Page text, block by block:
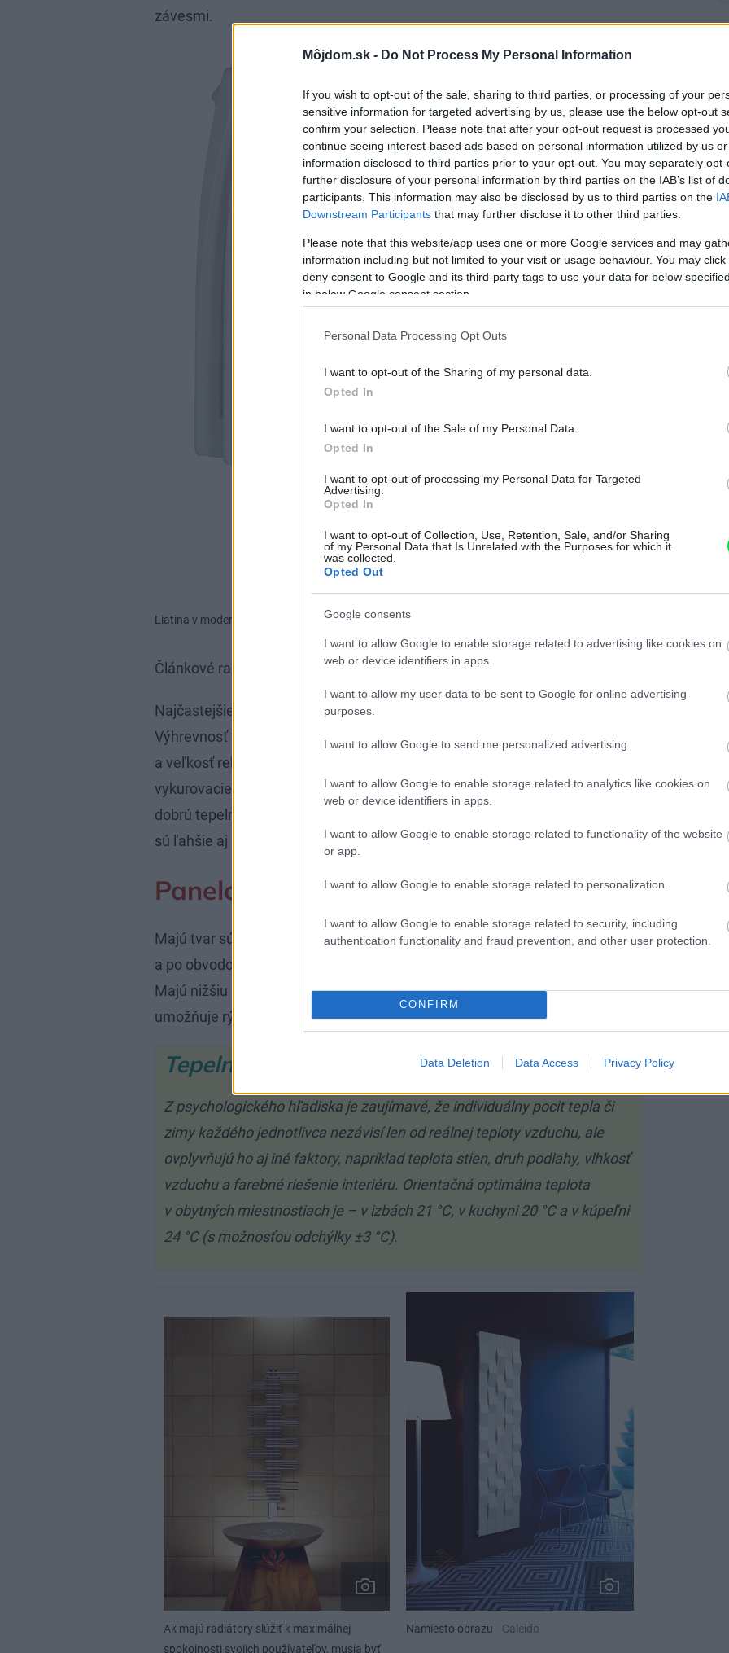
Môjdom.sk - Do Not Process My Personal Information
If you wish to opt-out of the sale, sharing to third parties, or processing of your
sensitive information for targeted advertising by us, please use the below opt-out
confirm your selection. Please note that after your opt-out request is processed
continue seeing interest-based ads based on personal information utilized by us
information disclosed to third parties prior to your opt-out. You may separately
further disclosure of your personal information by third parties on the IAB’s list of
participants. This information may also be disclosed by us to third parties on the
Downstream Participants that may further disclose it to other third parties.
Please note that this website/app uses one or more Google services and may
information including but not limited to your visit or usage behaviour. You may
deny consent to Google and its third-party tags to use your data for below
in below Google consent section.
Personal Data Processing Opt Outs
I want to opt-out of the Sharing of my personal data.
Opted In
I want to opt-out of the Sale of my Personal Data.
Opted In
I want to opt-out of processing my Personal Data for Targeted
Advertising.
Opted In
I want to opt-out of Collection, Use, Retention, Sale, and/or Sharing
of my Personal Data that Is Unrelated with the Purposes for which it
was collected.
Opted Out
Google consents
I want to allow Google to enable storage related to advertising like cookies on
web or device identifiers in apps.
I want to allow my user data to be sent to Google for online advertising
purposes.
I want to allow Google to send me personalized advertising.
I want to allow Google to enable storage related to analytics like cookies on
web or device identifiers in apps.
I want to allow Google to enable storage related to functionality of the website
or app.
I want to allow Google to enable storage related to personalization.
I want to allow Google to enable storage related to security, including
authentication functionality and fraud prevention, and other user protection.
CONFIRM
Data Deletion Data Access Privacy Policy
závesmi.
Liatina v modernom habite Viadrus
Článkové radiátory
Najčastejšie sa vyrábajú z oceľových plechov, liatiny a zliatin hliníka.
Výhrevnosť takýchto radiátorov závisí od počtu článkov (rebier). Tvar
a veľkosť rebier súvisia s technológiou výroby. Liatinové článkové
vykurovacie telesá majú vyššiu hmotnosť, väčšiu akumulačnú schopnosť,
dobrú tepelnú zotrvačnosť a dlhú životnosť. Hliníkové a plechové radiátory
sú ľahšie aj lacnejšie.
Panelové radiátory
Majú tvar súvislej hladkej platne. Väčšinou sa vyrábajú z oceľového plechu
a po obvodoch sa zvárajú švami. Delia sa na jednoduché, dvojité a trojité.
Majú nižšiu hmotnosťou ako článkové radiátory. Menší vodný obsah
umožňuje rýchly nábeh teplôt.
Tepelná pohoda
Z psychologického hľadiska je zaujímavé, že individuálny pocit tepla či
zimy každého jednotlivca nezávisí len od reálnej teploty vzduchu, ale
ovplyvňujú ho aj iné faktory, napríklad teplota stien, druh podlahy, vlhkosť
vzduchu a farebné riešenie interiéru. Orientačná optimálna teplota
v obytných miestnostiach je – v izbách 21 °C, v kuchyni 20 °C a v kúpeľni
24 °C (s možnosťou odchýlky ±3 °C).
Ak majú radiátory slúžiť k maximálnej
spokojnosti svojich používateľov, musia byť
Namiesto obrazu Caleido